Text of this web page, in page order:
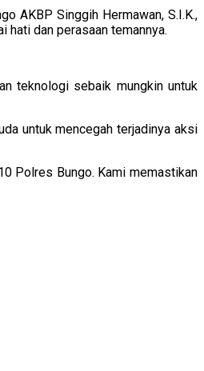
AKBP Singgih Hermawan, S.I.K.,
hati dan perasaan temannya.
teknologi sebaik mungkin untuk
untuk mencegah terjadinya aksi
Polres Bungo. Kami memastikan